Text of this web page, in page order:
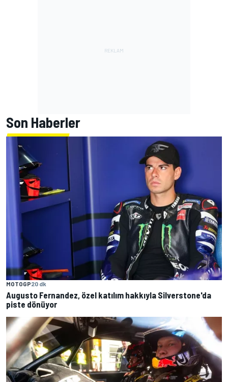
Son Haberler
MOTOGP20 dk
Augusto Fernandez, özel katılım hakkıyla Silverstone'da
piste dönüyor